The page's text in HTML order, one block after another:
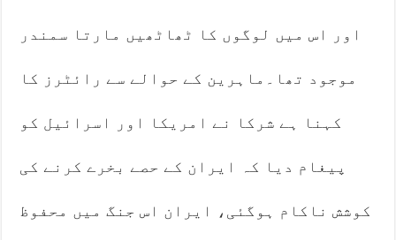
اور اس میں لوگوں کا ٹھاٹھیں مارتا سمندر
موجود تھا۔ماہرین کے حوالے سے رائٹرز کا
کہنا ہے شرکا نے امریکا اور اسرائیل کو
پیغام دیا کہ ایران کے حصے بخرے کرنے کی
کوشش ناکام ہوگئی، ایران اس جنگ میں محفوظ